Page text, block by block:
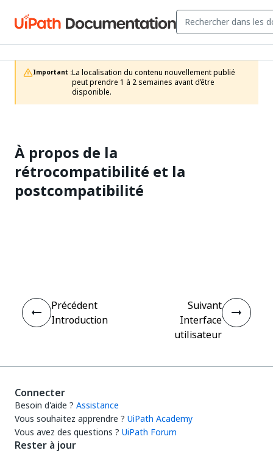
Important :La localisation du contenu nouvellement publié
peut prendre 1 à 2 semaines avant d’être
disponible.
À propos de la
rétrocompatibilité et la
postcompatibilité
Précédent
Introduction
Suivant
Interface
utilisateur
Connecter
Besoin d'aide ? Assistance
Vous souhaitez apprendre ? UiPath Academy
Vous avez des questions ? UiPath Forum
Rester à jour